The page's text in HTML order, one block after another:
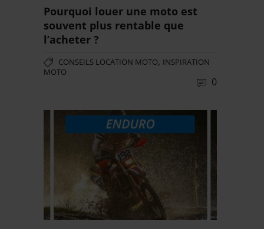
Pourquoi louer une moto est
souvent plus rentable que
l’acheter ?
CONSEILS LOCATION MOTO, INSPIRATION
MOTO
0